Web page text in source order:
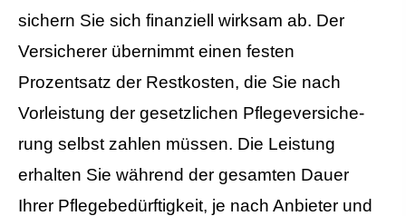
sichern Sie sich finanziell wirksam ab. Der
Versicherer übernimmt einen festen
Prozentsatz der Restkosten, die Sie nach
Vorleistung der gesetzlichen Pflege­ver­si­che­
rung selbst zahlen müssen. Die Leistung
erhalten Sie während der gesamten Dauer
Ihrer Pflegebedürftigkeit, je nach Anbieter und